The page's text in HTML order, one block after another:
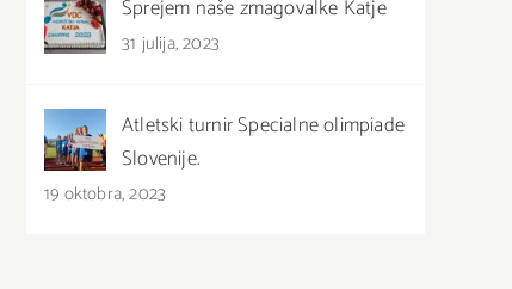
Sprejem naše zmagovalke Katje
31 julija, 2023
Atletski turnir Specialne olimpiade
Slovenije.
19 oktobra, 2023